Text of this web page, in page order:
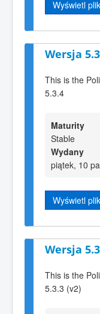
Wyświetl
Wersja
This is the
5.3.4
Maturity
Stable
Wydany
piątek, 10
Wyświetl
Wersja
This is the
5.3.3 (v2)